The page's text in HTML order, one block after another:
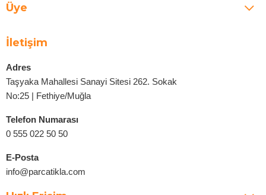
Üye
İletişim
Adres
Taşyaka Mahallesi Sanayi Sitesi 262. Sokak
No:25 | Fethiye/Muğla
Telefon Numarası
0 555 022 50 50
E-Posta
info@parcatikla.com